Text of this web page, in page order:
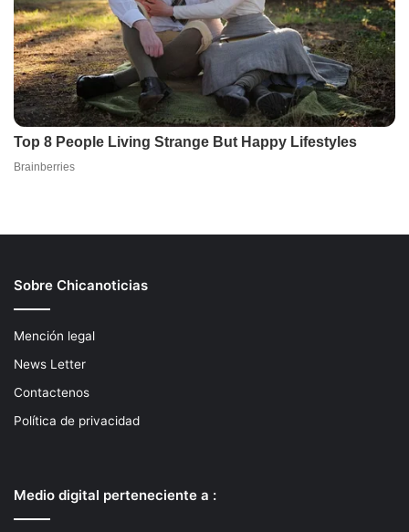
Sobre Chicanoticias
Mención legal
News Letter
Contactenos
Política de privacidad
Medio digital perteneciente a :